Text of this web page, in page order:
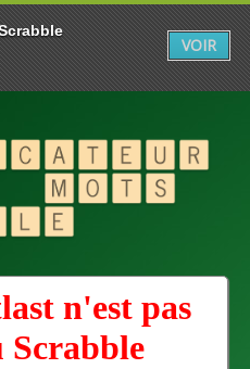
n'est pas
Scrabble
VOIR